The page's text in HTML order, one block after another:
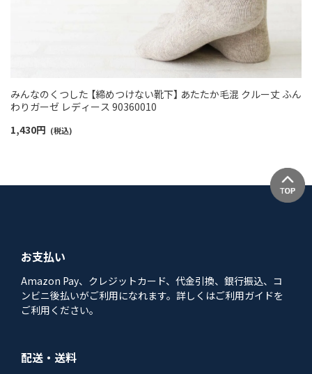
みんなのくつした 【締めつけない靴下】 あたたか毛混 クルー丈 ふん
わりガーゼ レディース 90360010
1,430円 (税込)
お支払い
Amazon Pay、クレジットカード、代金引換、銀行振込、コ
ンビニ後払いがご利用になれます。詳しくはご利用ガイドを
ご利用ください。
配送・送料